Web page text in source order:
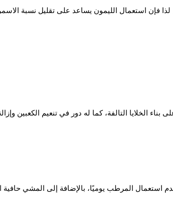
لذا فإن استعمال الليمون يساعد على تقليل نسبة
المرطب يوميًا، بالإضافة إلى المشي